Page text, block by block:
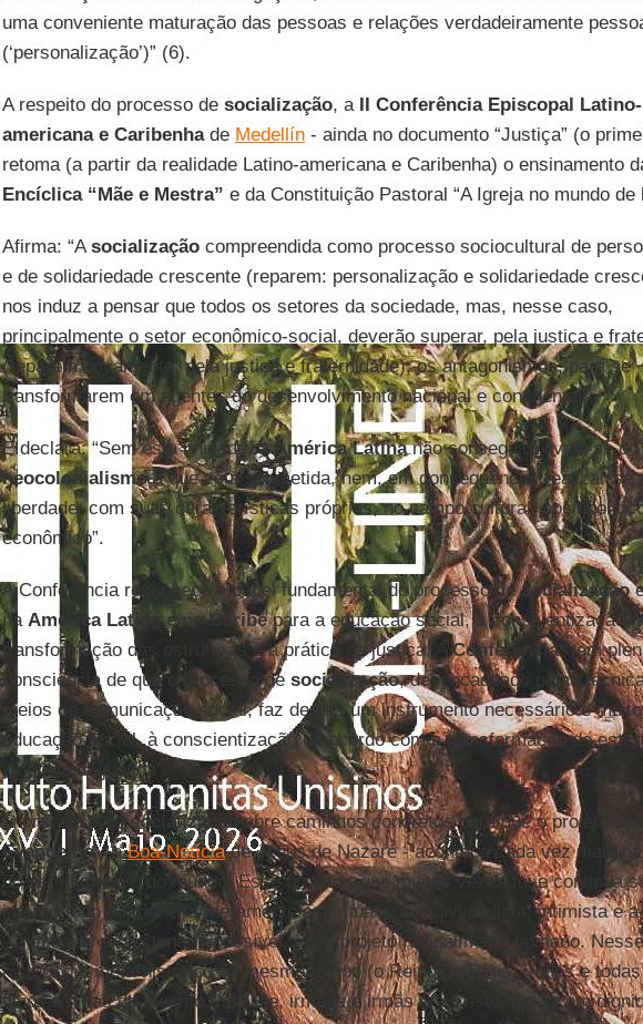
uma conveniente maturação das pessoas e relações verdadeiramente
(‘personalização’)” (6).
A respeito do processo de socialização, a II Conferência Episcopal Latino-
americana e Caribenhade Medellín- ainda no documento “Justiça” (o
retoma (a partir da realidade Latino-americana e Caribenha) o ensinamento
Encíclica “Mãe e Mestra” e da Constituição Pastoral “A Igreja no mundo de
Afirma: “Asocializaçãocompreendida como processo sociocultural de
e de solidariedade crescente (reparem: personalização e solidariedade
nos induz a pensar que todos os setores da sociedade, mas, nesse caso,
principalmente o setor econômico-social, deverão superar, pela justiça e
(reparem novamente: pela justiça e fraternidade), os antagonismos, para se
transformarem em agentes do desenvolvimento nacional e continental”.
E declara: “Sem esta unidade, aAmérica Latinanão conseguirá livrar-se do
neocolonialismoa que está submetida, nem, em consequência, realizar-se
liberdade, com suas características próprias, no campo cultural,
econômico”.
A Conferência reconhece o papel fundamental do processo desocialização
na América Latina e no Caribepara a educação social, a conscientização,
transformação das estruturas e a prática da justiça. AConferência“tem
consciência de que o processo de socialização, desencadeado pelas
meios de comunicação social, faz destes um instrumento necessário e
educação social, à conscientização de acordo com a transformação de
vigência da justiça”.
O processo desocializaçãoabre caminhos concretos para que o projeto de
Evangelho- aBoa-Notíciade Jesus de Nazaré - aconteça cada vez mais
do ser humano e do mundo. Esse projeto - que muitas vezes foi e continua
interpretado de maneira meramente espiritualista, individualista, intimista e
- é o mais revolucionário possível, é um projeto radicalmente humano.
histórico e meta-histórico ao mesmo tempo (o Reino de Deus), todos e
filhos e filhas do mesmo Pai-Mãe, irmãos e irmãs em Cristo, iguais em